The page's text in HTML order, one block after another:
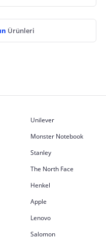
Ürünleri
Unilever
Monster Notebook
Stanley
The North Face
Henkel
Apple
Lenovo
Salomon